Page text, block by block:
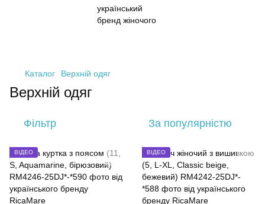
Каталог Верхній одяг
Верхній одяг
Фільтр За популярністю
ВІДЕО ВІДЕО